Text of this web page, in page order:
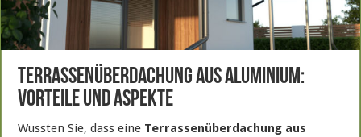
Terrassenüberdachung aus Aluminium:
Vorteile und Aspekte
Wussten Sie, dass eine Terrassenüberdachung aus